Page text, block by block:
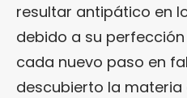
resultar antipático en
debido a su
cada nuevo paso en
descubierto la